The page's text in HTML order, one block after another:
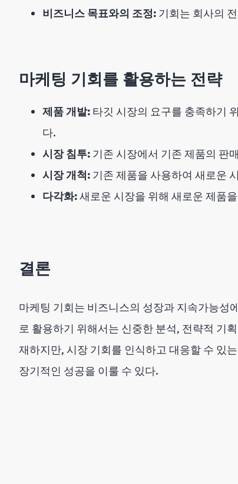
비즈니스 목표와의 조정: 기회는 회사의
마케팅 기회를 활용하는 전략
제품 개발: 타깃 시장의 요구를 충족하기
다.
시장 침투: 기존 시장에서 기존 제품의 판
시장 개척: 기존 제품을 사용하여 새로운
다각화:새로운 시장을 위해 새로운 제품
결론
마케팅 기회는 비즈니스의 성장과 지속가능성
로 활용하기 위해서는 신중한 분석, 전략적 기
재하지만, 시장 기회를 인식하고 대응할 수 있
장기적인 성공을 이룰 수 있다.